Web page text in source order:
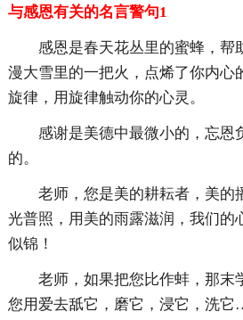
与感恩有关的名言警句1
感恩是春天花丛里的蜜蜂，帮
漫大雪里的一把火，点烯了你内心
旋律，用旋律触动你的心灵。
感谢是美德中最微小的，忘恩
的。
老师，您是美的耕耘者，美的
光普照，用美的雨露滋润，我们的
似锦！
老师，如果把您比作蚌，那末
您用爱去舐它，磨它，浸它，洗